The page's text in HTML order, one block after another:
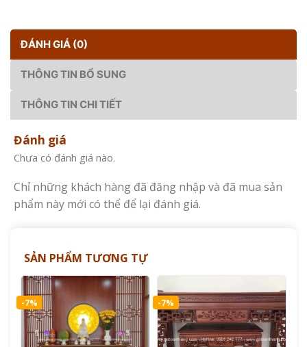
ĐÁNH GIÁ (0)
THÔNG TIN BỔ SUNG
THÔNG TIN CHI TIẾT
Đánh giá
Chưa có đánh giá nào.
Chỉ những khách hàng đã đăng nhập và đã mua sản
phẩm này mới có thể để lại đánh giá.
SẢN PHẨM TƯƠNG TỰ
-7% -7%